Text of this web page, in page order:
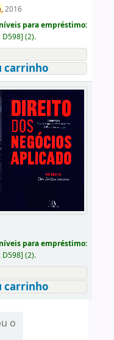
2016
para empréstimo:
D598] (2).
carrinho
para empréstimo:
D598] (2).
carrinho
o